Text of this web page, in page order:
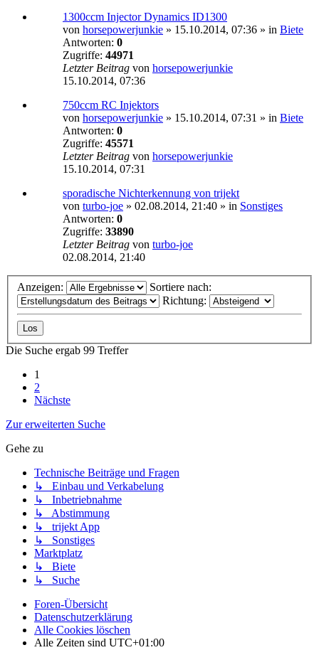
1300ccm Injector Dynamics ID1300
von horsepowerjunkie » 15.10.2014, 07:36 » in Biete
Antworten: 0
Zugriffe: 44971
Letzter Beitrag von horsepowerjunkie
15.10.2014, 07:36
750ccm RC Injektors
von horsepowerjunkie » 15.10.2014, 07:31 » in Biete
Antworten: 0
Zugriffe: 45571
Letzter Beitrag von horsepowerjunkie
15.10.2014, 07:31
sporadische Nichterkennung von trijekt
von turbo-joe » 02.08.2014, 21:40 » in Sonstiges
Antworten: 0
Zugriffe: 33890
Letzter Beitrag von turbo-joe
02.08.2014, 21:40
Anzeigen:
Sortiere nach:
Richtung:
Die Suche ergab 99 Treffer
1
2
Nächste
Zur erweiterten Suche
Gehe zu
Technische Beiträge und Fragen
↳ Einbau und Verkabelung
↳ Inbetriebnahme
↳ Abstimmung
↳ trijekt App
↳ Sonstiges
Marktplatz
↳ Biete
↳ Suche
Foren-Übersicht
Datenschutzerklärung
Alle Cookies löschen
Alle Zeiten sind UTC+01:00